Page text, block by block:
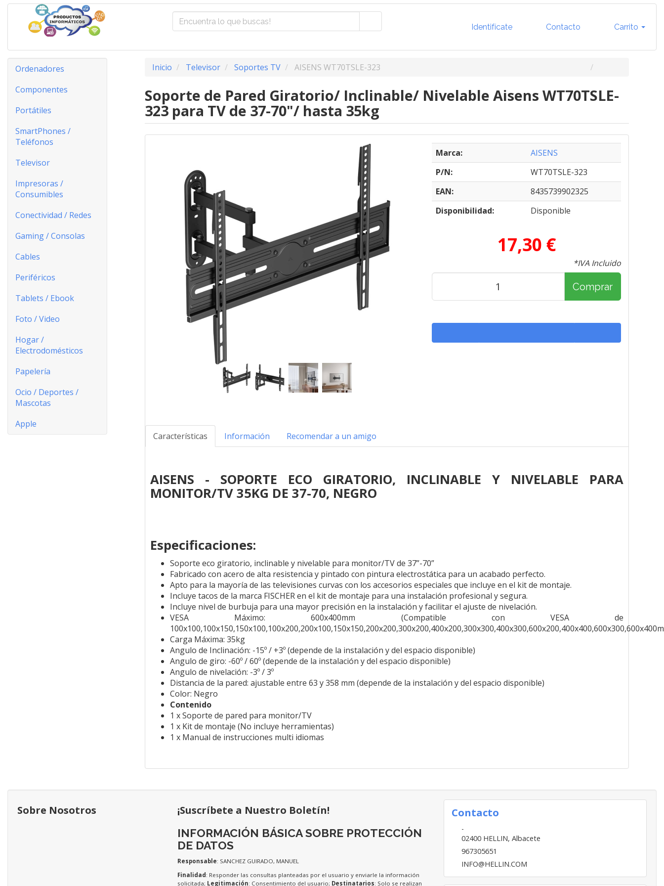
Identifícate Contacto Carrito
Ordenadores
Componentes
Portátiles
SmartPhones /
Teléfonos
Televisor
Impresoras /
Consumibles
Conectividad / Redes
Gaming / Consolas
Cables
Periféricos
Tablets / Ebook
Foto / Video
Hogar /
Electrodomésticos
Papelería
Ocio / Deportes /
Mascotas
Apple
Inicio Televisor Soportes TV AISENS WT70TSLE-323
Soporte de Pared Giratorio/ Inclinable/ Nivelable Aisens WT70TSLE-
323 para TV de 37-70"/ hasta 35kg
Marca:
AISENS
P/N:
WT70TSLE-323
EAN:
8435739902325
Disponibilidad:
Disponible
17,30 €
*IVA Incluido
Comprar
Características Información Recomendar a un amigo
AISENS - SOPORTE ECO GIRATORIO, INCLINABLE Y NIVELABLE PARA
MONITOR/TV 35KG DE 37-70, NEGRO
Especificaciones:
Soporte eco giratorio, inclinable y nivelable para monitor/TV de 37”-70”
Fabricado con acero de alta resistencia y pintado con pintura electrostática para un acabado perfecto.
Apto para la mayoría de las televisiones curvas con los accesorios especiales que incluye en el kit de montaje.
Incluye tacos de la marca FISCHER en el kit de montaje para una instalación profesional y segura.
Incluye nivel de burbuja para una mayor precisión en la instalación y facilitar el ajuste de nivelación.
VESA Máximo: 600x400mm (Compatible con VESA de
Carga Máxima: 35kg
Angulo de Inclinación: -15º / +3º (depende de la instalación y del espacio disponible)
Angulo de giro: -60º / 60º (depende de la instalación y del espacio disponible)
Angulo de nivelación: -3º / 3º
Distancia de la pared: ajustable entre 63 y 358 mm (depende de la instalación y del espacio disponible)
Color: Negro
Contenido
1 x Soporte de pared para monitor/TV
1 x Kit de montaje (No incluye herramientas)
1 x Manual de instrucciones multi idiomas
Sobre Nosotros
¡Suscríbete a Nuestro Boletín!
INFORMACIÓN BÁSICA SOBRE PROTECCIÓN
DE DATOS
Responsable: SANCHEZ GUIRADO, MANUEL
Finalidad : Responder las consultas planteadas por el usuario y enviarle la información
solicitada; Legitimación: Consentimiento del usuario; Destinatarios: Solo se realizan
Contacto
-
02400 HELLIN, Albacete
967305651
INFO@HELLIN.COM